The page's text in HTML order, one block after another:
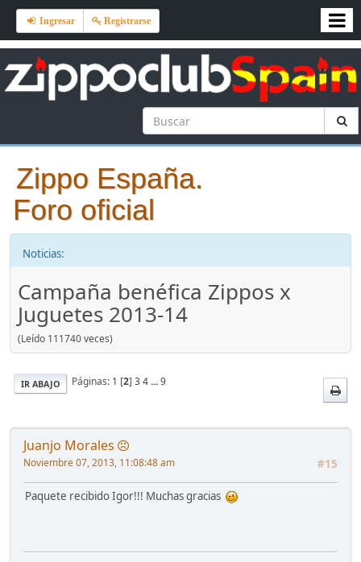
Ingresar Registrarse
Zippo España.
Foro oficial
Noticias:
Campaña benéfica Zippos x
Juguetes 2013-14
(Leído 111740 veces)
IR ABAJO Páginas: 1 [2] 34...9
Juanjo Morales
#15
Noviembre 07, 2013, 11:08:48 am
Paquete recibido Igor!!! Muchas gracias